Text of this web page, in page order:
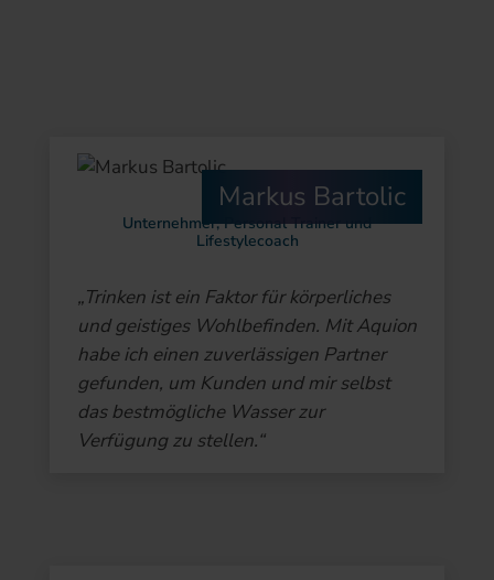
Markus Bartolic
Unternehmer, Personal Trainer und
Lifestylecoach
„Trinken ist ein Faktor für körperliches
und geistiges Wohlbefinden. Mit Aquion
habe ich einen zuverlässigen Partner
gefunden, um Kunden und mir selbst
das bestmögliche Wasser zur
Verfügung zu stellen.“